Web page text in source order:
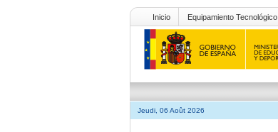
Inicio Equipamiento Tecnológico
Jeudi, 06 Août 2026